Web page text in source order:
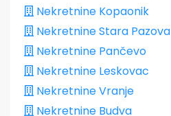
Nekretnine Kopaonik
Nekretnine Stara Pazova
Nekretnine Pančevo
Nekretnine Leskovac
Nekretnine Vranje
Nekretnine Budva